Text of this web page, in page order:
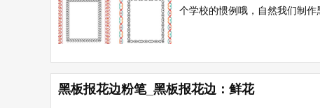
个学校的惯例哦，自然我们制作
黑板报花边粉笔_黑板报花边：鲜花